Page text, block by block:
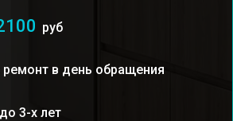
руб
ремонт в день обращения
3-х лет